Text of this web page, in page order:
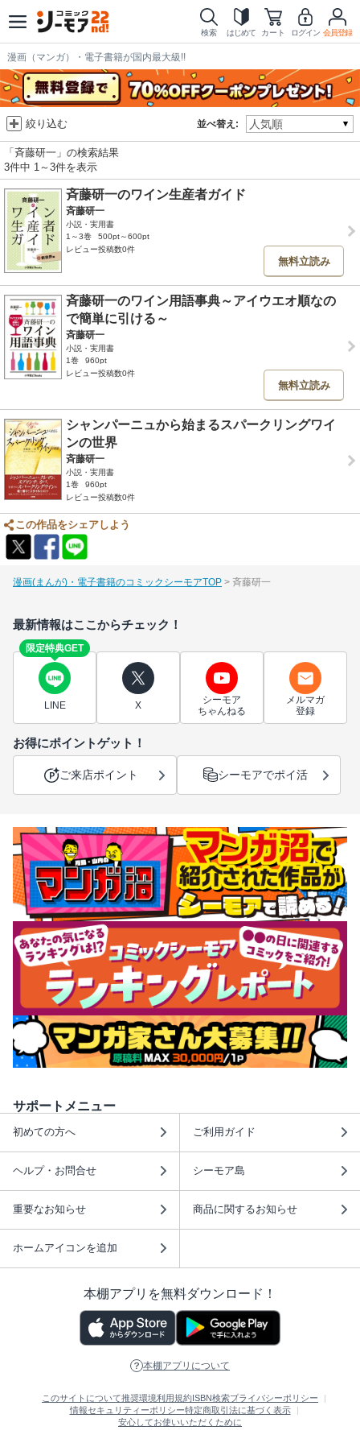
検索 はじめて カート ログイン 会員登録
漫画（マンガ）・電子書籍が国内最大級!!
並べ替え:
絞り込む
「斉藤研一」の検索結果
3件中 1～3件を表示
斉藤研一のワイン生産者ガイド
斉藤研一
小説・実用書
1～3巻
500pt～600pt
レビュー投稿数0件
無料立読み
斉藤研一のワイン用語事典～アイウエオ順なの
で簡単に引ける～
斉藤研一
小説・実用書
1巻
960pt
レビュー投稿数0件
無料立読み
シャンパーニュから始まるスパークリングワイ
ンの世界
斉藤研一
小説・実用書
1巻
960pt
レビュー投稿数0件
この作品をシェアしよう
漫画(まんが)・電子書籍のコミックシーモアTOP 斉藤研一
最新情報はここからチェック！
限定特典GET
LINE X
シーモア
ちゃんねる
メルマガ
登録
お得にポイントゲット！
ご来店ポイント シーモアでポイ活
サポートメニュー
初めての方へ ご利用ガイド
ヘルプ・お問合せ シーモア島
重要なお知らせ 商品に関するお知らせ
ホームアイコンを追加
本棚アプリを無料ダウンロード！
本棚アプリについて
このサイトについて推奨環境利用規約ISBN検索プライバシーポリシー
情報セキュリティーポリシー特定商取引法に基づく表示
安心してお使いいただくために